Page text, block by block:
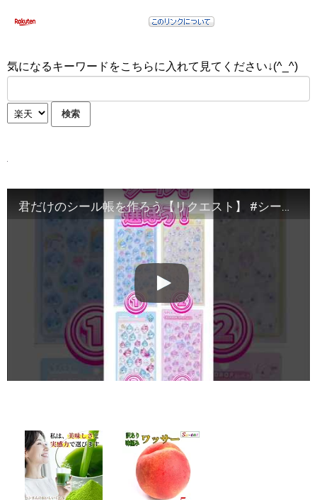
気になるキーワードをこちらに入れて見てください↓(^_^)
君だけのシール帳を作ろう【リクエスト】 #シール #シール帳 #ボンボンドロップシール #人気になりたい #ばずりたい #ばずれ #short #shorts